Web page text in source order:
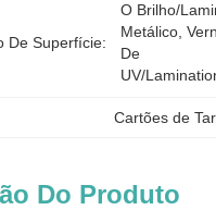
De Superfície:
O Brilho/
Metálico,
De
UV/
Cartões de
Do Produto